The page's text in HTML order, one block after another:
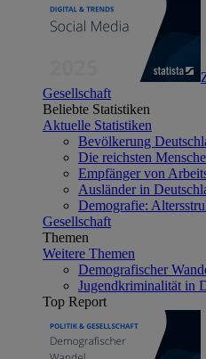
Gesellschaft
Beliebte Statistiken
Aktuelle Statistiken
Bevölkerung
Die reichsten
Empfänger von
Ausländer in
Demografie:
Gesellschaft
Themen
Weitere Themen
Demografischer
Jugendkriminalität in
Top Report